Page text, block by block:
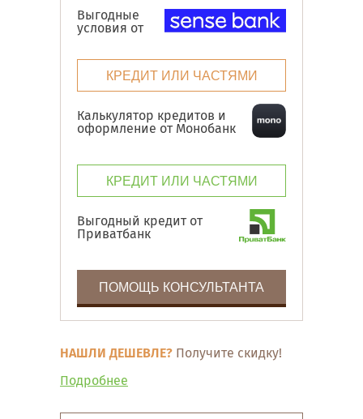
Выгодные
условия от
КРЕДИТ ИЛИ ЧАСТЯМИ
Калькулятор кредитов и
оформление от Монобанк
КРЕДИТ ИЛИ ЧАСТЯМИ
Выгодный кредит от
Приватбанк
ПОМОЩЬ КОНСУЛЬТАНТА
НАШЛИ ДЕШЕВЛЕ? Получите скидку!
Подробнее